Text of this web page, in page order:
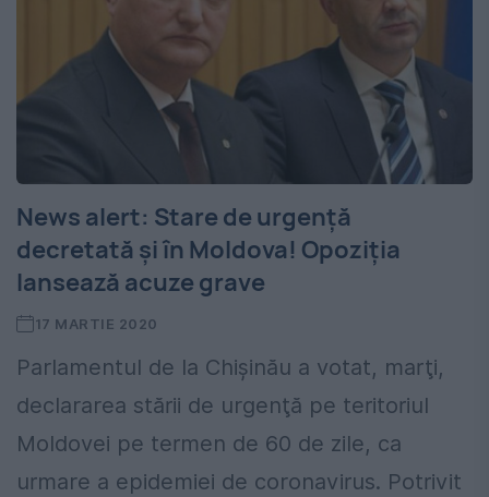
News alert: Stare de urgență
decretată și în Moldova! Opoziția
lansează acuze grave
17 MARTIE 2020
Parlamentul de la Chişinău a votat, marţi,
declararea stării de urgenţă pe teritoriul
Moldovei pe termen de 60 de zile, ca
urmare a epidemiei de coronavirus. Potrivit